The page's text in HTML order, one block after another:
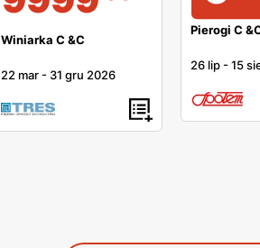
Winiarka C &C
22 mar - 31 gru 2026
Pierogi C
26 lip -15